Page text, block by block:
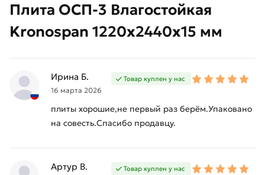
Плита ОСП-3 Влагостойкая
Kronospan 1220х2440х15 мм
Ирина Б.
16 марта 2026
Товар куплен у нас
плиты хорошие,не первый раз берём.Упаковано
на совесть.Спасибо продавцу.
Артур В. Товар куплен у нас